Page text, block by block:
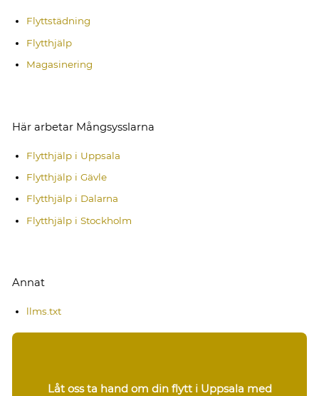
Flyttstädning
Flytthjälp
Magasinering
Här arbetar Mångsysslarna
Flytthjälp i Uppsala
Flytthjälp i Gävle
Flytthjälp i Dalarna
Flytthjälp i Stockholm
Annat
llms.txt
Låt oss ta hand om din flytt i Uppsala med